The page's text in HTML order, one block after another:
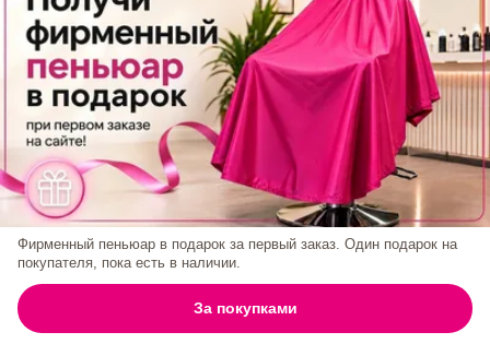
Ещё категории
✓ Отправка 24ч · ✓ Оригинал ✓ Поддержка
ГЛАВНАЯ ПОИСК КОРЗИНА АККАУНТ
Комплект Для Домашнего Ухода ZOOM Keratin
Shampoo 250 Ml + ZOOM Keratin Mask 250 Ml
0₽
БРЕНД: ZOOM
Фирменный пеньюар в подарок за первый заказ. Один подарок на
покупателя, пока есть в наличии.
За покупками